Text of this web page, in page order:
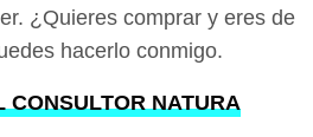
¿Quieres comprar y eres de
hacerlo conmigo.
CONSULTOR NATURA